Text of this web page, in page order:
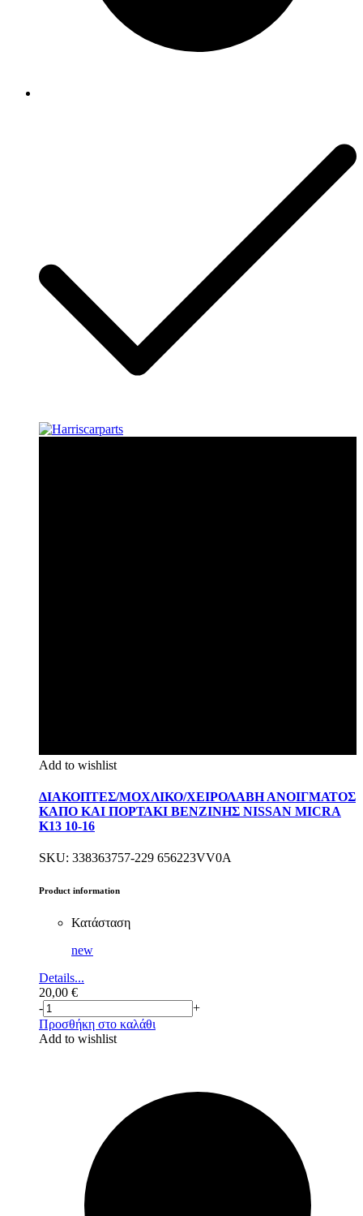
Add to wishlist
ΔΙΑΚΟΠΤΕΣ/ΜΟΧΛΙΚΟ/ΧΕΙΡΟΛΑΒΗ ΑΝΟΙΓΜΑΤΟΣ
ΚΑΠΟ ΚΑΙ ΠΟΡΤΑΚΙ ΒΕΝΖΙΝΗΣ NISSAN MICRA
K13 10-16
SKU: 338363757-229 656223VV0A
Product information
Κατάσταση
new
Details...
20,00 €
-
+
Προσθήκη στο καλάθι
Add to wishlist